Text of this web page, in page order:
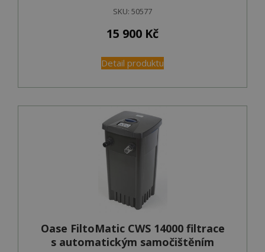
SKU: 50577
15 900 Kč
Detail produktu
Oase FiltoMatic CWS 14000 filtrace
s automatickým samočištěním